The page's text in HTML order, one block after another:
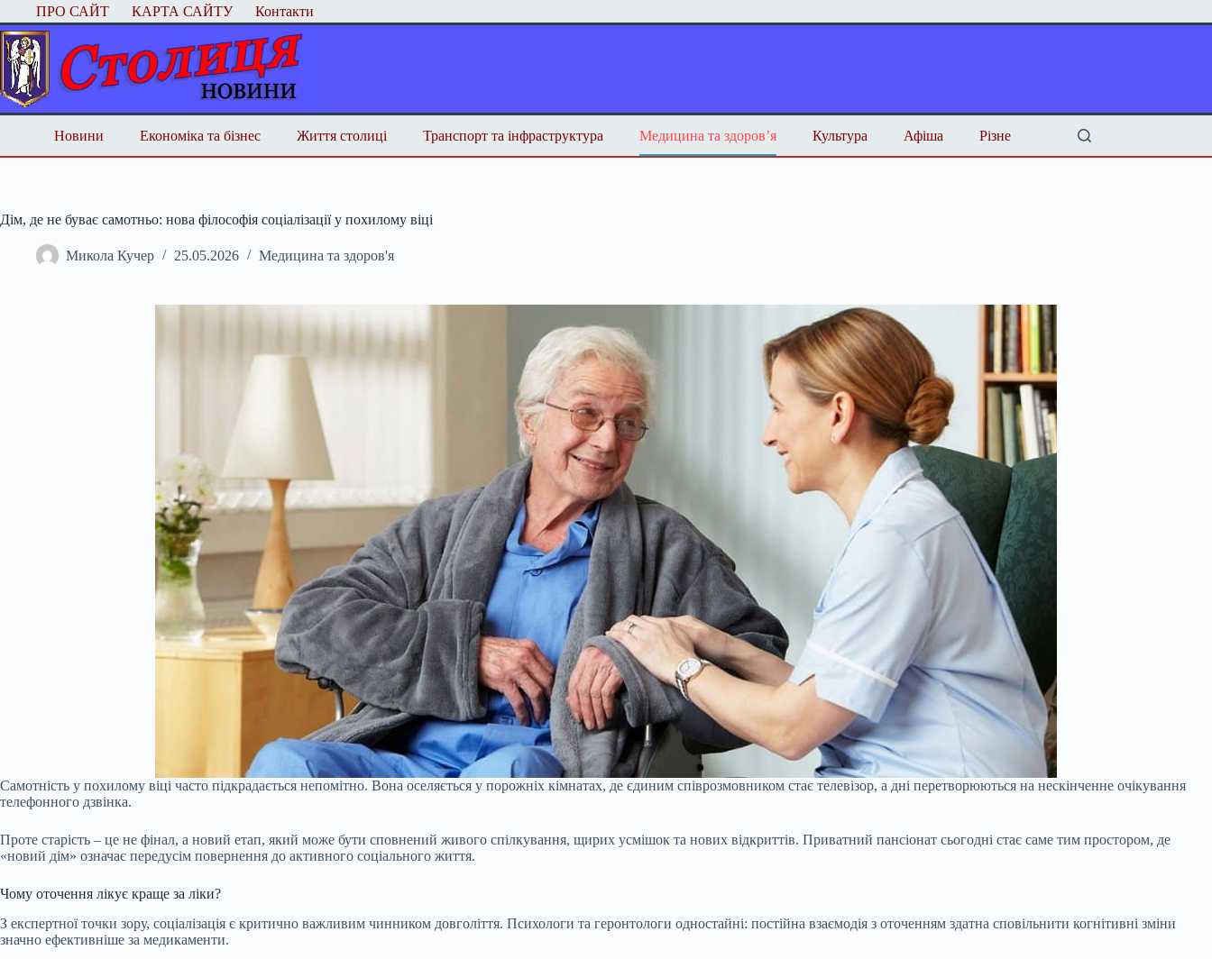
Перейти
до
вмісту
ПРО САЙТ КАРТА САЙТУ Контакти
Новини Економіка та бізнес Життя столиці Транспорт та інфраструктура Медицина та здоров’я Культура Афіша Різне
Дім, де не буває самотньо: нова філософія соціалізації у похилому віці
Микола Кучер 25.05.2026 Медицина та здоров'я
Самотність у похилому віці часто підкрадається непомітно. Вона оселяється у порожніх кімнатах, де єдиним співрозмовником стає телевізор, а дні перетворюються на нескінченне очікування
телефонного дзвінка.
Проте старість – це не фінал, а новий етап, який може бути сповнений живого спілкування, щирих усмішок та нових відкриттів. Приватний пансіонат сьогодні стає саме тим простором, де
«новий дім» означає передусім повернення до активного соціального життя.
Чому оточення лікує краще за ліки?
З експертної точки зору, соціалізація є критично важливим чинником довголіття. Психологи та геронтологи одностайні: постійна взаємодія з оточенням здатна сповільнити когнітивні зміни
значно ефективніше за медикаменти.